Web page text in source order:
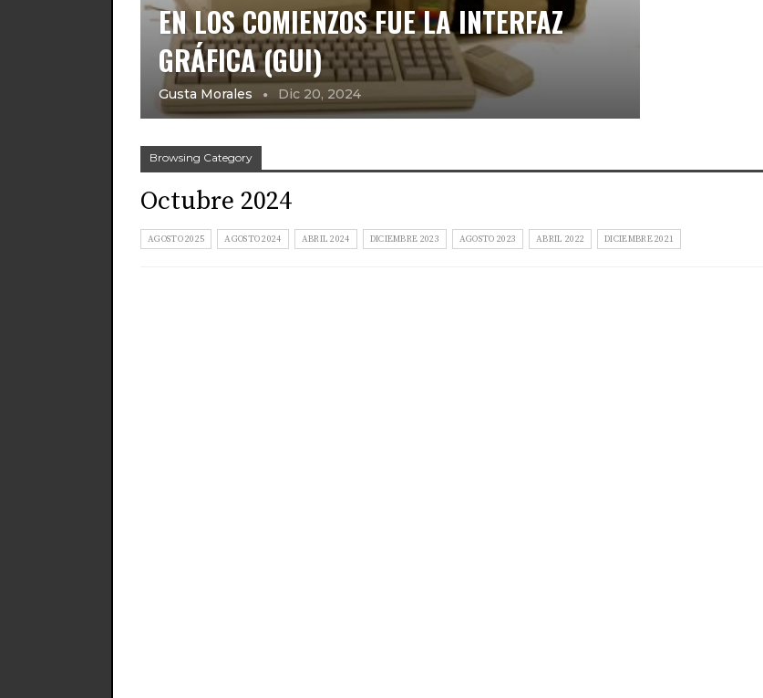
EN LOS COMIENZOS FUE LA INTERFAZ
GRÁFICA (GUI)
Gusta Morales Dic 20, 2024
Browsing Category
Octubre 2024
AGOSTO 2025 AGOSTO 2024 ABRIL 2024 DICIEMBRE 2023 AGOSTO 2023 ABRIL 2022 DICIEMBRE 2021